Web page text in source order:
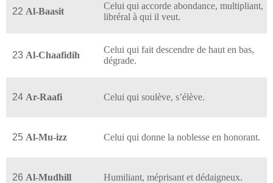
22 Al-Baasit
Celui qui accorde abondance, multipliant,
libréral à qui il veut.
23 Al-Chaafidih
Celui qui fait descendre de haut en bas,
dégrade.
24 Ar-Raafi Celui qui soulève, s’élève.
25 Al-Mu-izz Celui qui donne la noblesse en honorant.
26 Al-Mudhill Humiliant, méprisant et dédaigneux.